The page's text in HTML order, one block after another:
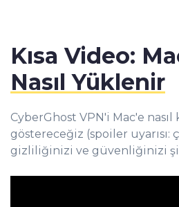
Kısa Video:
Nasıl Yüklenir
CyberGhost VPN'i Mac'e nasıl
göstereceğiz (spoiler uyarısı:
gizliliğinizi ve güvenliğinizi